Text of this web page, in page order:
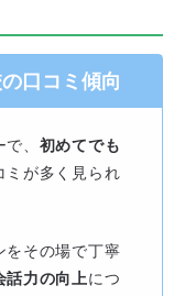
口コミ傾向
、 初めてでも
ミが多く見られ
をその場で丁寧
話力の向上につ